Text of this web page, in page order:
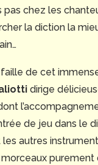
pas chez les
la diction la
de cet
dirige
de jeu dans le
autres
purement